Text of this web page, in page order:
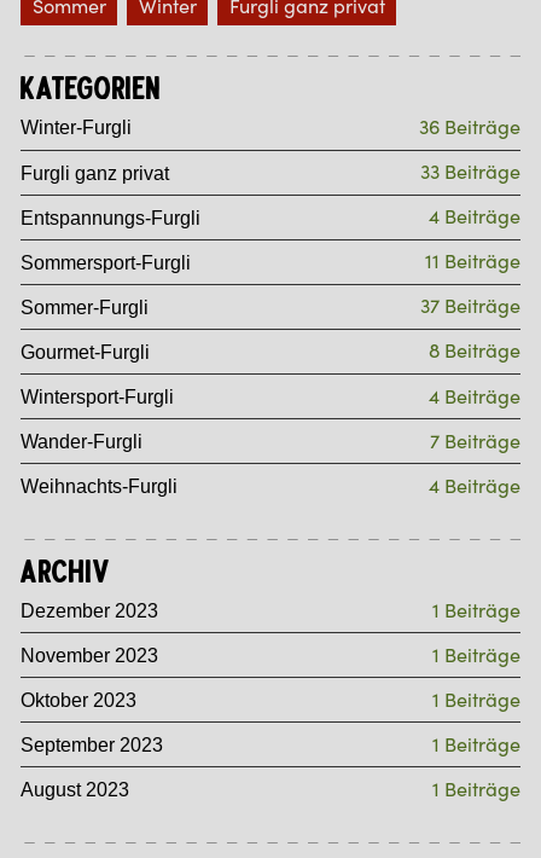
Sommer Winter Furgli ganz privat
Kategorien
Winter-Furgli 36 Beiträge
Furgli ganz privat 33 Beiträge
Entspannungs-Furgli 4 Beiträge
Sommersport-Furgli 11 Beiträge
Sommer-Furgli 37 Beiträge
Gourmet-Furgli 8 Beiträge
Wintersport-Furgli 4 Beiträge
Wander-Furgli 7 Beiträge
Weihnachts-Furgli 4 Beiträge
Archiv
Dezember 2023 1 Beiträge
November 2023 1 Beiträge
Oktober 2023 1 Beiträge
September 2023 1 Beiträge
August 2023 1 Beiträge